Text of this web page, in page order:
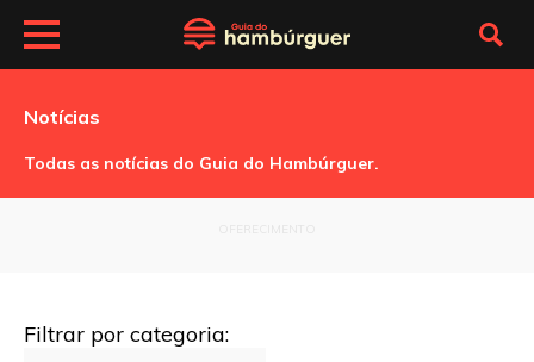
Notícias
Todas as notícias do Guia do Hambúrguer.
Filtrar por categoria: